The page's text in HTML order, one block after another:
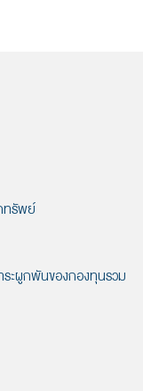
ทรัพย์
ระผูกพันของกองทุนรวม